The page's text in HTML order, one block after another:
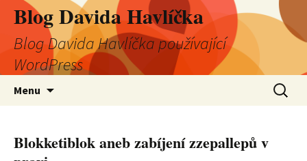
Blog Davida Havlíčka
Blog Davida Havlíčka používající
WordPress
Menu
Blokketiblok aneb zabíjení zzepallepů v